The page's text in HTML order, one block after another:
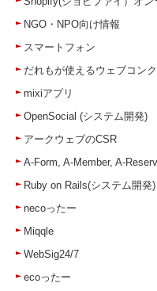
NGO・NPO向け情報
スマートフォン
だれもが使えるウェブコン
mixiアプリ
OpenSocial (システム開発)
アークウェブのCSR
A-Form, A-Member, A-
Ruby on Rails(システム開発)
necoったー
Miqqle
WebSig24/7
ecoったー